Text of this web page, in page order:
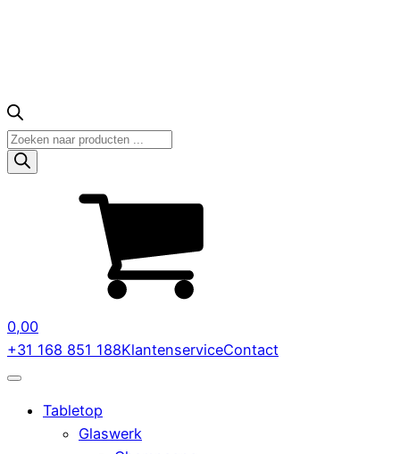
Producten
zoeken
0,00
+31 168 851 188KlantenserviceContact
Tabletop
Glaswerk